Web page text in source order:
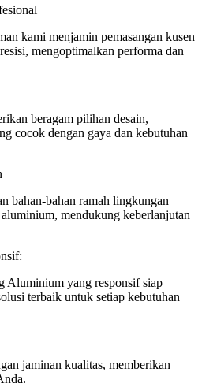
kami menjamin pemasangan kusen
mengoptimalkan performa dan
beragam pilihan desain,
cocok dengan gaya dan kebutuhan
bahan-bahan ramah lingkungan
mendukung keberlanjutan
Aluminium yang responsif siap
terbaik untuk setiap kebutuhan
jaminan kualitas, memberikan